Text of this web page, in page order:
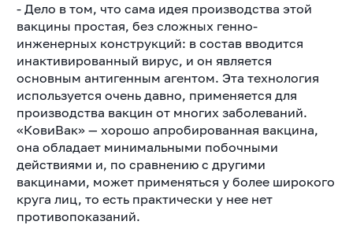
- Дело в том, что сама идея производства этой
вакцины простая, без сложных генно-
инженерных конструкций: в состав вводится
инактивированный вирус, и он является
основным антигенным агентом. Эта технология
используется очень давно, применяется для
производства вакцин от многих заболеваний.
«КовиВак» — хорошо апробированная вакцина,
она обладает минимальными побочными
действиями и, по сравнению с другими
вакцинами, может применяться у более широкого
круга лиц, то есть практически у нее нет
противопоказаний.